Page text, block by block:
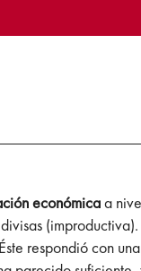
económicaa
respondió con